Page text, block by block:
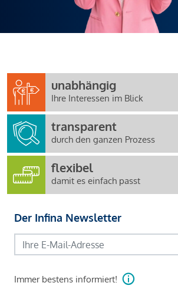
unabhängig
Ihre Interessen im Blick
transparent
durch den ganzen Prozess
flexibel
damit es einfach passt
Der Infina Newsletter
Immer bestens informiert!